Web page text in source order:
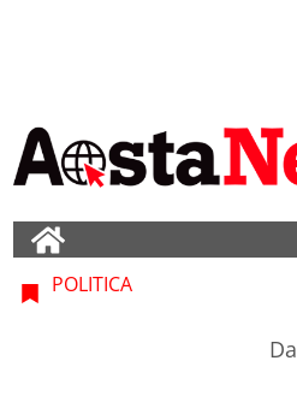
POLITICA